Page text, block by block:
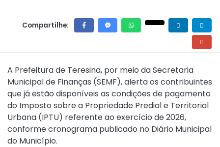
Compartilhe:
A Prefeitura de Teresina, por meio da Secretaria
Municipal de Finanças (SEMF), alerta os contribuintes
que já estão disponíveis as condições de pagamento
do Imposto sobre a Propriedade Predial e Territorial
Urbana (IPTU) referente ao exercício de 2026,
conforme cronograma publicado no Diário Municipal
do Município.